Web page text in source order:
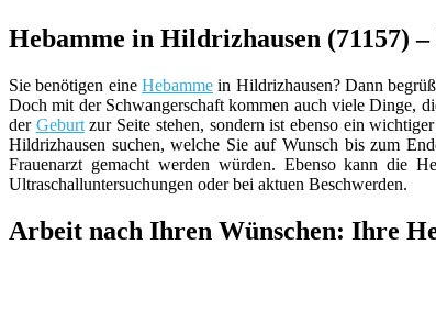
Hebamme in Hildrizhausen (71157)
Sie benötigen eineHebamme in Hildrizhausen? Dann
Doch mit der Schwangerschaft kommen auch viele Dinge,
der Geburtzur Seite stehen, sondern ist ebenso ein
Hildrizhausen suchen, welche Sie auf Wunsch bis zum
Frauenarzt gemacht werden würden. Ebenso kann die
Ultraschalluntersuchungen oder bei aktuen Beschwerden.
Arbeit nach Ihren Wünschen: Ihre